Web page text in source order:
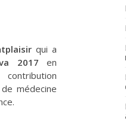
qui a
2017 en
médecine